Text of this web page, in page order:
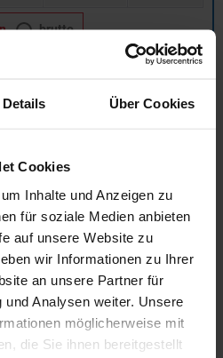
Details Über Cookies
Cookies
Inhalte und Anzeigen zu
für soziale Medien anbieten
auf unsere Website zu
wir Informationen zu Ihrer
an unsere Partner für
Analysen weiter. Unsere
möglicherweise mit
die Sie ihnen bereitgestellt
brutto
Anfrage
ca. 10 Werktage
ca. 10 Werktage